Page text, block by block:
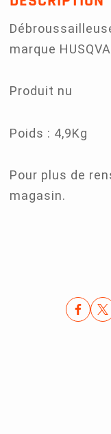
marque
Produit nu
Poids : 4,9Kg
Pour plus de
magasin.